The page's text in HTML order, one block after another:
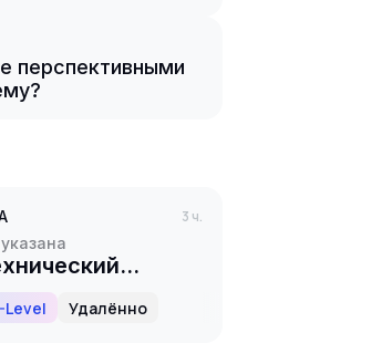
перспективными
3 ч.
указана
Level Удалённо